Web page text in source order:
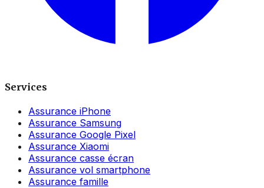
Services
Assurance iPhone
Assurance Samsung
Assurance Google Pixel
Assurance Xiaomi
Assurance casse écran
Assurance vol smartphone
Assurance famille